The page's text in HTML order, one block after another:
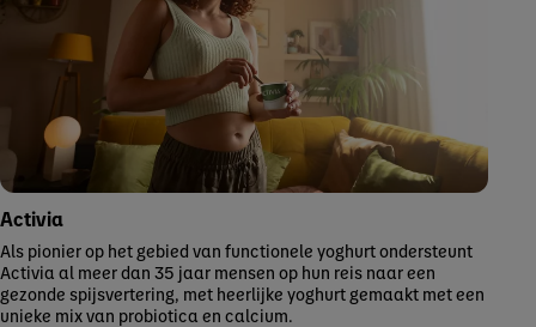
Activia
Als pionier op het gebied van functionele yoghurt ondersteunt
Activia al meer dan 35 jaar mensen op hun reis naar een
gezonde spijsvertering, met heerlijke yoghurt gemaakt met een
unieke mix van probiotica en calcium.